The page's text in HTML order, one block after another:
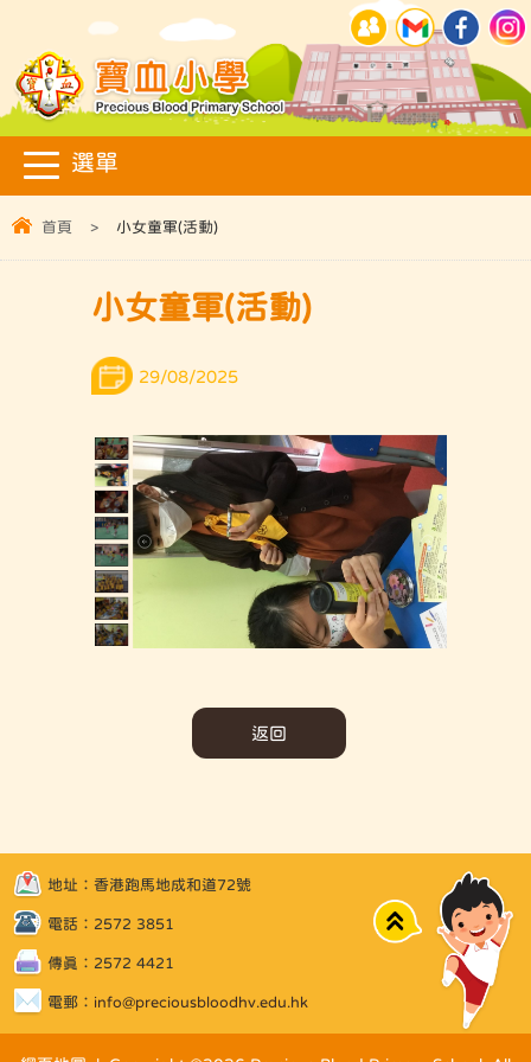
首頁 > 小女童軍(活動)
小女童軍(活動)
29/08/2025
返回
地址：香港跑馬地成和道72號
電話：2572 3851
傳真：2572 4421
電郵： info@preciousbloodhv.edu.hk
Top